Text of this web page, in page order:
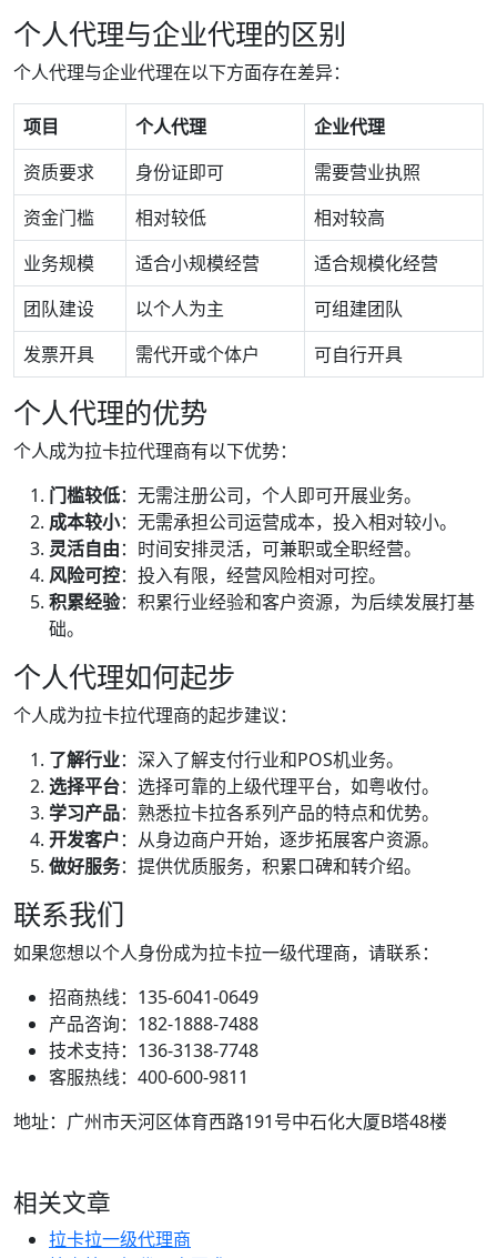
个人代理与企业代理的区别
个人代理与企业代理在以下方面存在差异：
项目 个人代理
企业代理
资质要求
身份证即可
需要营业执照
资金门槛
相对较低
相对较高
业务规模
适合小规模经营
适合规模化经营
团队建设
以个人为主
可组建团队
发票开具
需代开或个体户 可自行开具
个人代理的优势
个人成为拉卡拉代理商有以下优势：
门槛较低：无需注册公司，个人即可开展业务。
成本较小：无需承担公司运营成本，投入相对较小。
灵活自由：时间安排灵活，可兼职或全职经营。
风险可控：投入有限，经营风险相对可控。
积累经验：积累行业经验和客户资源，为后续发展打基
础。
个人代理如何起步
个人成为拉卡拉代理商的起步建议：
了解行业：深入了解支付行业和POS机业务。
选择平台：选择可靠的上级代理平台，如粤收付。
学习产品：熟悉拉卡拉各系列产品的特点和优势。
开发客户：从身边商户开始，逐步拓展客户资源。
做好服务：提供优质服务，积累口碑和转介绍。
联系我们
如果您想以个人身份成为拉卡拉一级代理商，请联系：
招商热线：135-6041-0649
产品咨询：182-1888-7488
技术支持：136-3138-7748
客服热线：400-600-9811
地址：广州市天河区体育西路191号中石化大厦B塔48楼
相关文章
拉卡拉一级代理商